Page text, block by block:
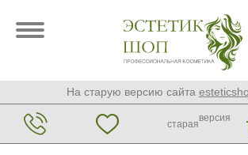
На старую версию сайта
старая
версия